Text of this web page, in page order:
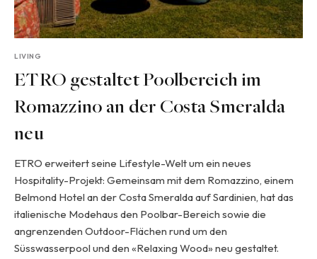
LIVING
ETRO gestaltet Poolbereich im
Romazzino an der Costa Smeralda
neu
ETRO erweitert seine Lifestyle-Welt um ein neues
Hospitality-Projekt: Gemeinsam mit dem Romazzino, einem
Belmond Hotel an der Costa Smeralda auf Sardinien, hat das
italienische Modehaus den Poolbar-Bereich sowie die
angrenzenden Outdoor-Flächen rund um den
Süsswasserpool und den «Relaxing Wood» neu gestaltet.